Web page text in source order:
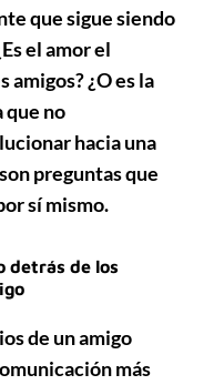
que sigue siendo
el amor el
¿O es la
que no
hacia una
preguntas que
sí mismo.
detrás de los
de un amigo
más